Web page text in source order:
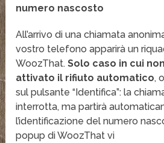
numero nascosto
All’arrivo di una chiamata
vostro telefono apparirà un
WoozThat.Solo caso in cui
attivato il rifiuto automatico,
sul pulsante “Identifica”: la
interrotta, ma partirà
l’identificazione del numero
popup di WoozThat vi